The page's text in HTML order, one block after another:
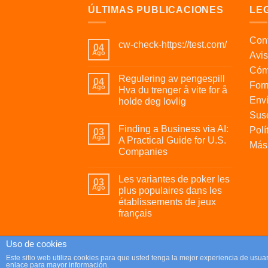
ÚLTIMAS PUBLICACIONES
04
Ago
cw-check-https://test.com/
04
Ago
Regulering av pengespill
Hva du trenger å vite for å
holde deg lovlig
03
Ago
Finding a Business via AI:
A Practical Guide for U.S.
Companies
03
Ago
Les variantes de poker les
plus populaires dans les
établissements de jeux
français
Copyright 2026 ©Parafrikis.com
Uso de cookies
Este sitio web utiliza cookies para que usted tenga la mejor experiencia de
enlace para mayor información.